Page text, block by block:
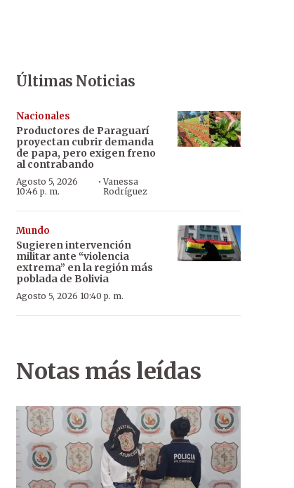
Últimas Noticias
Nacionales
Productores de Paraguarí
proyectan cubrir demanda
de papa, pero exigen freno
al contrabando
Agosto 5, 2026
10:46 p. m.
·Vanessa
Rodríguez
Mundo
Sugieren intervención
militar ante “violencia
extrema” en la región más
poblada de Bolivia
Agosto 5, 2026 10:40 p. m.
Notas más leídas